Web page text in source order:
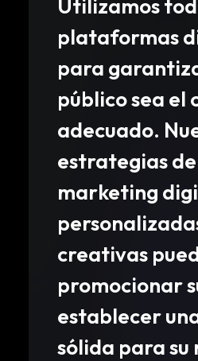
Utilizamos
plataformas
para
público sea el
adecuado.
estrategias de
marketing
creativas
promocionar
establecer
sólida para su